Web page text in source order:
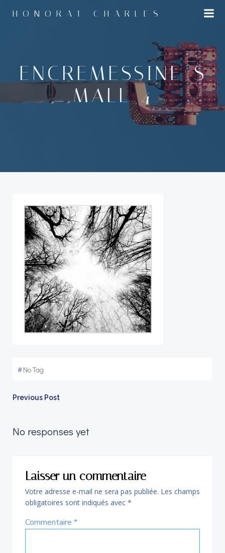
au
HONORAT CHARLES
ENCREMESSINE_S
MALL-4
#No Tag
Navigation
de
Previous Post
No responses yet
Laisser un commentaire
Votre adresse e-mail ne sera pas publiée. Les champs
obligatoires sont indiqués avec *
Commentaire *